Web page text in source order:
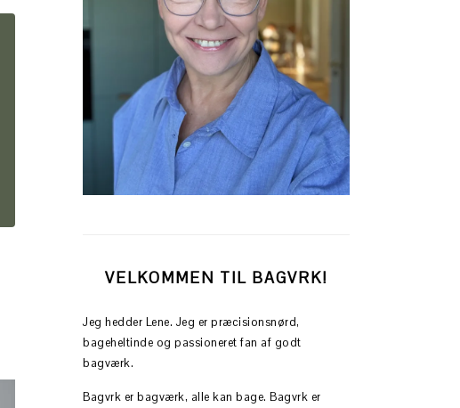
VELKOMMEN TIL BAGVRK!
Jeg hedder Lene. Jeg er præcisionsnørd,
bageheltinde og passioneret fan af godt
bagværk.
Bagvrk er bagværk, alle kan bage. Bagvrk er